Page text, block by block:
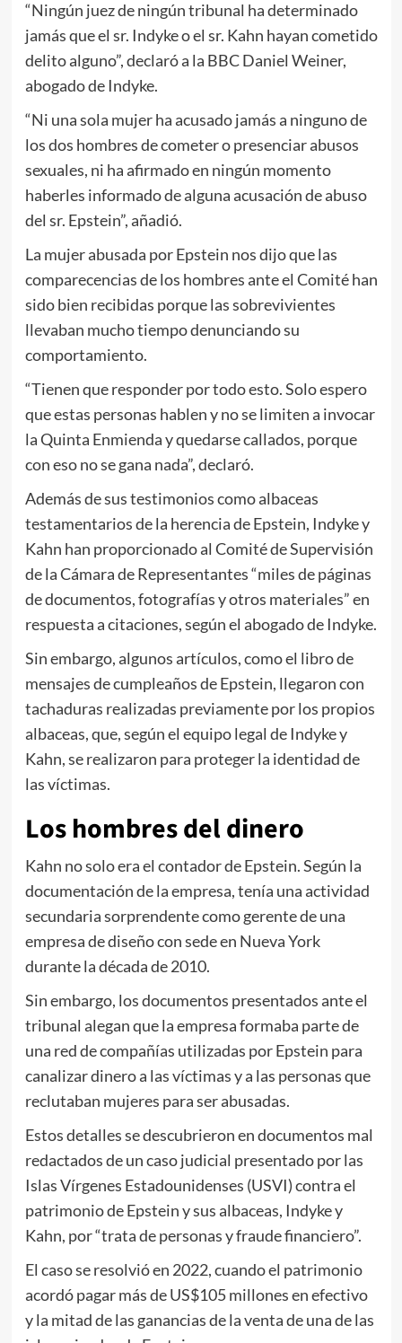
“Ningún juez de ningún tribunal ha determinado
jamás que el sr. Indyke o el sr. Kahn hayan cometido
delito alguno”, declaró a la BBC Daniel Weiner,
abogado de Indyke.
“Ni una sola mujer ha acusado jamás a ninguno de
los dos hombres de cometer o presenciar abusos
sexuales, ni ha afirmado en ningún momento
haberles informado de alguna acusación de abuso
del sr. Epstein”, añadió.
La mujer abusada por Epstein nos dijo que las
comparecencias de los hombres ante el Comité han
sido bien recibidas porque las sobrevivientes
llevaban mucho tiempo denunciando su
comportamiento.
“Tienen que responder por todo esto. Solo espero
que estas personas hablen y no se limiten a invocar
la Quinta Enmienda y quedarse callados, porque
con eso no se gana nada”, declaró.
Además de sus testimonios como albaceas
testamentarios de la herencia de Epstein, Indyke y
Kahn han proporcionado al Comité de Supervisión
de la Cámara de Representantes “miles de páginas
de documentos, fotografías y otros materiales” en
respuesta a citaciones, según el abogado de Indyke.
Sin embargo, algunos artículos, como el libro de
mensajes de cumpleaños de Epstein, llegaron con
tachaduras realizadas previamente por los propios
albaceas, que, según el equipo legal de Indyke y
Kahn, se realizaron para proteger la identidad de
las víctimas.
Los hombres del dinero
Kahn no solo era el contador de Epstein. Según la
documentación de la empresa, tenía una actividad
secundaria sorprendente como gerente de una
empresa de diseño con sede en Nueva York
durante la década de 2010.
Sin embargo, los documentos presentados ante el
tribunal alegan que la empresa formaba parte de
una red de compañías utilizadas por Epstein para
canalizar dinero a las víctimas y a las personas que
reclutaban mujeres para ser abusadas.
Estos detalles se descubrieron en documentos mal
redactados de un caso judicial presentado por las
Islas Vírgenes Estadounidenses (USVI) contra el
patrimonio de Epstein y sus albaceas, Indyke y
Kahn, por “trata de personas y fraude financiero”.
El caso se resolvió en 2022, cuando el patrimonio
acordó pagar más de US$105 millones en efectivo
y la mitad de las ganancias de la venta de una de las